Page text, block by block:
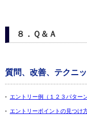
８．Ｑ＆Ａ
質問、改善、テクニ
エントリー例（１２３パター
エントリーポイントの見つけ